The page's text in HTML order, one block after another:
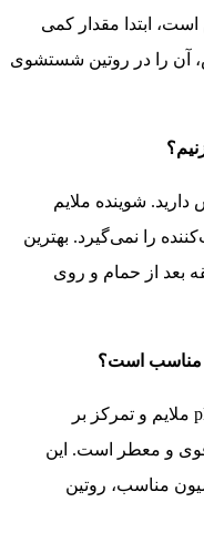
ابتدا مقدار کمی
آن را در روتین شستشوی
شوینده ملایم
را نمی‌گیرد. بهترین
بعد از حمام و روی
مناسب است؟
برای بدن مستعد خشکی، شوینده‌ای با pH ملایم و تمرکز بر
قوی و معطر است. این
مناسب، روتین